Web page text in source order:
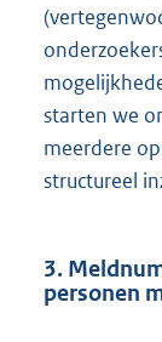
starten we
meerdere
structureel
3.
personen